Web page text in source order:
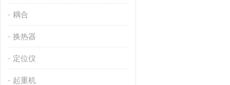
耦合
换热器
定位仪
起重机